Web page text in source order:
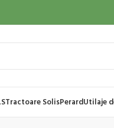
Tractoare SolisPerardUtilaje